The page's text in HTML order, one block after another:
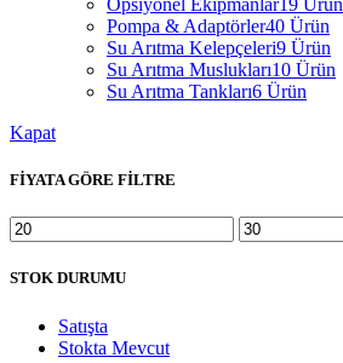
Pompa & Adaptörler40 Ürün
Su Arıtma Kelepçeleri9 Ürün
Su Arıtma Muslukları10 Ürün
Su Arıtma Tankları6 Ürün
Kapat
FİYATA GÖRE FİLTRE
En
düşük
fiyat
En
yüksek
STOK DURUMU
Satışta
Stokta Mevcut